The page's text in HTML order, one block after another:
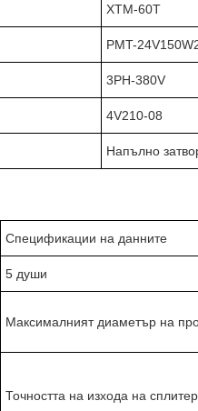
XTM-60T
PMT-
3PH-380V
4V210-08
Напълно
Спецификации на данните
5 души
Максималният диаметър на
Точността на изхода на